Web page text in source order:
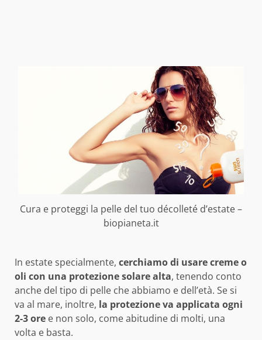
Cura e proteggi la pelle del tuo décolleté d’estate –
biopianeta.it
In estate specialmente, cerchiamo di usare creme o
oli con una protezione solare alta, tenendo conto
anche del tipo di pelle che abbiamo e dell’età. Se si
va al mare, inoltre, la protezione va applicata ogni
2-3 ore e non solo, come abitudine di molti, una
volta e basta.